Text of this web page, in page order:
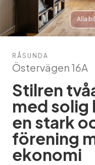
Alla
RÅSUNDA
Östervägen 16A
Stilren
med solig
en stark
förening
ekonomi